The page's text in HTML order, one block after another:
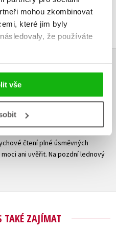
mohou zkombinovat
které jim byly
že používáte
vše
úmrtí
03.01.2017
čtení plné úsměvných
ani uvěřit. Na pozdní lednový
TAKÉ ZAJÍMAT